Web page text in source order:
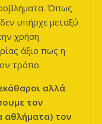
Όπως
υπήρχε μεταξύ
χρήση
άξιο πως η
τρόπο.
αλλά
τον
αθλήματα) τον